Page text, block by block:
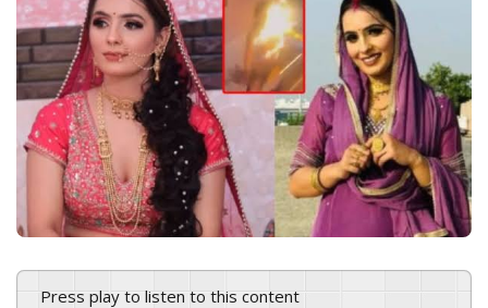
w
o
n
X
n
e
m
a
Press play to listen to this content